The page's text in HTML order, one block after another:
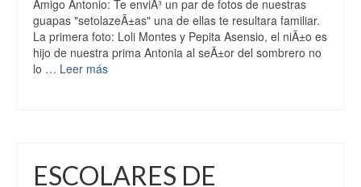
Amigo Antonio: Te enviÃ³ un par de fotos de nuestras
guapas "setolazeÃ±as" una de ellas te resultara familiar.
La primera foto: Loli Montes y Pepita Asensio, el niÃ±o es
hijo de nuestra prima Antonia al seÃ±or del sombrero no
lo … Leer más
ESCOLARES DE